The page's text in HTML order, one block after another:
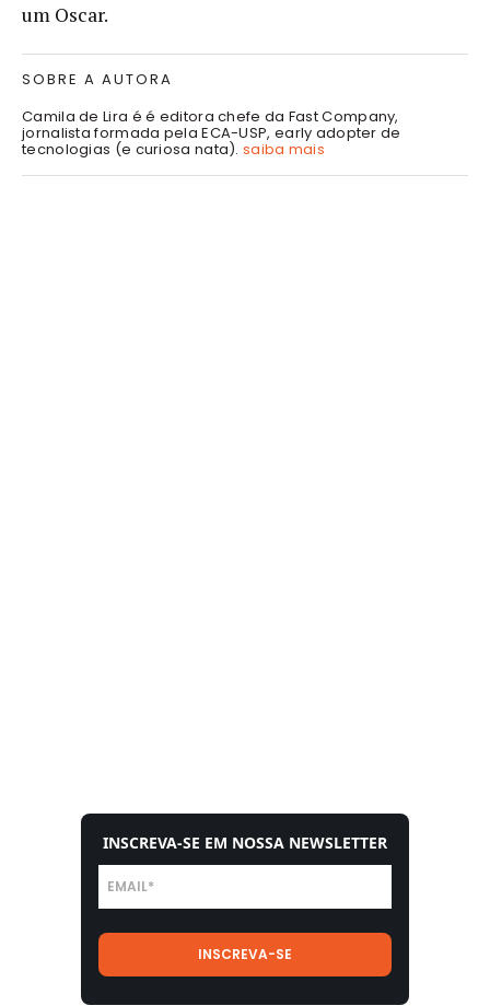
um Oscar.
SOBRE A AUTORA
Camila de Lira é é editora chefe da Fast Company,
jornalista formada pela ECA-USP, early adopter de
tecnologias (e curiosa nata).saiba mais
INSCREVA-SE EM NOSSA NEWSLETTER